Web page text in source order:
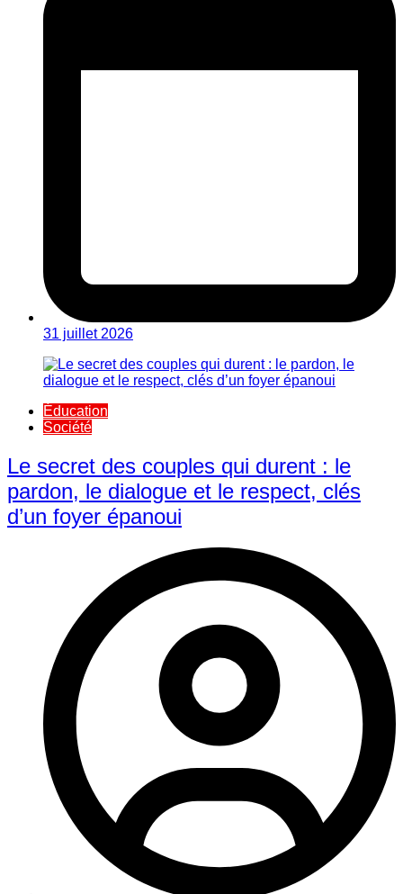
31 juillet 2026
Éducation
Société
Le secret des couples qui durent : le
pardon, le dialogue et le respect, clés
d’un foyer épanoui